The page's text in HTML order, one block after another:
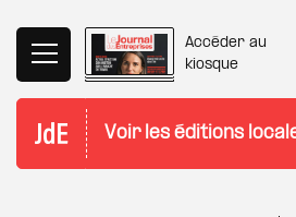
Accéder au
kiosque
Voir les éditions